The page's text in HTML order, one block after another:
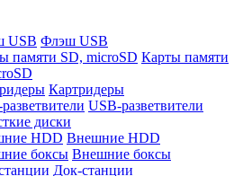
Флэш USB
Карты памяти
Картридеры
USB-разветвители
диски
Внешние HDD
Внешние боксы
Док-станции